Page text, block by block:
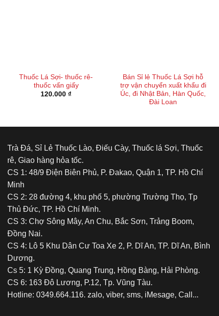
Thuốc Lá Sợi- thuốc rê-
thuốc vấn giấy
120.000 ₫
Bán Sỉ lẻ Thuốc Lá Sợi hỗ
trợ vận chuyển xuất khẩu đi
Úc, đi Nhật Bản, Hàn Quốc,
Đài Loan
Trà Đá, Sỉ Lẻ Thuốc Lào, Điếu Cày, Thuốc lá Sợi, Thuốc
rê, Giao hàng hỏa tốc.
CS 1: 48/9 Điện Biên Phủ, P. Đakao, Quận 1, TP. Hồ Chí
Minh
CS 2: 28 đường 4, khu phố 5, phường Trường Thọ, Tp
Thủ Đức, TP. Hồ Chí Minh.
CS 3: Chợ Sông Mây, An Chu, Bắc Sơn, Trảng Boom,
Đồng Nai.
CS 4: Lô 5 Khu Dân Cư Toa Xe 2, P. Dĩ An, TP. Dĩ An, Bình
Dương.
Cs 5: 1 Kỳ Đồng, Quang Trung, Hồng Bàng, Hải Phòng.
CS 6: 163 Đô Lương, P.12, Tp. Vũng Tàu.
Hotline: 0349.664.116. zalo, viber, sms, iMesage, Call...